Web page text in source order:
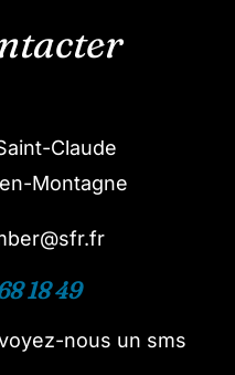
Claude
Montagne
18 49
nous un sms